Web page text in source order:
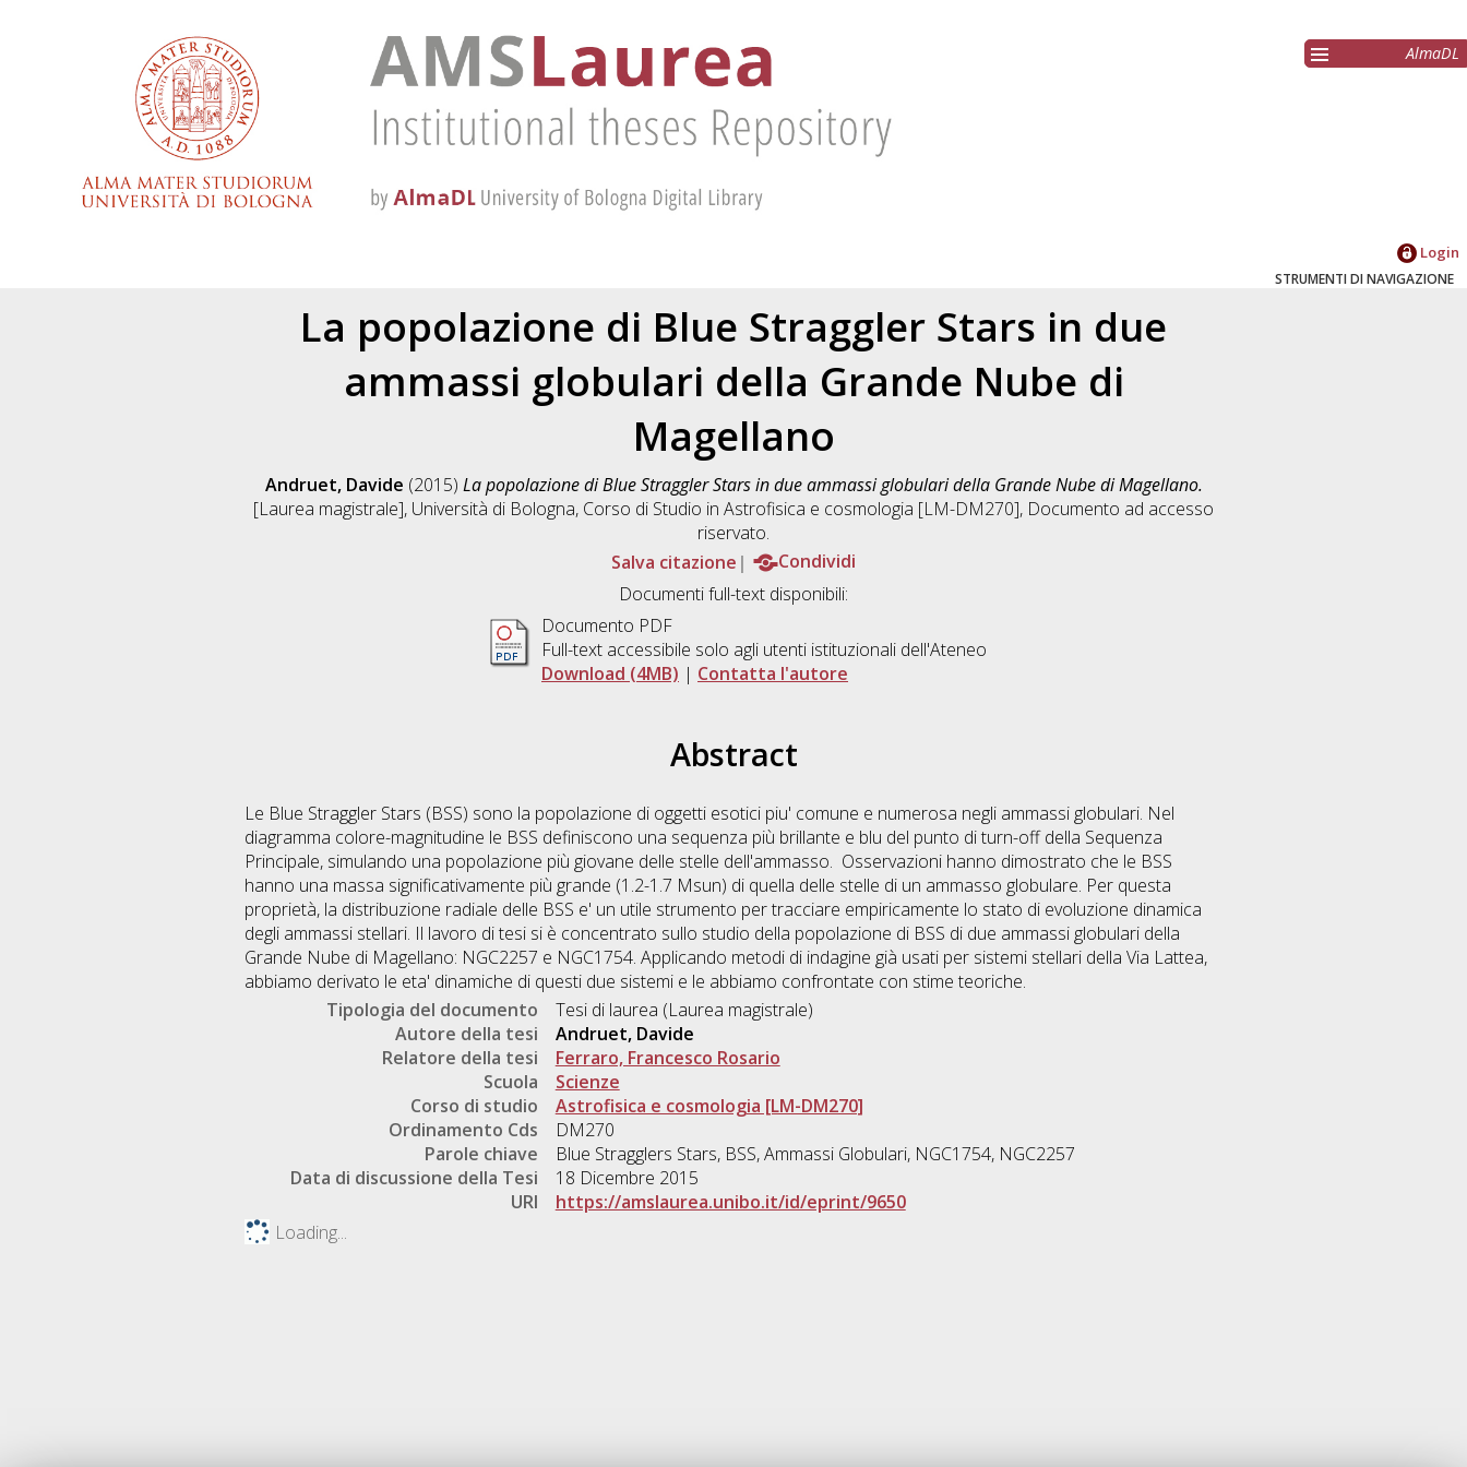
AlmaDL
Login
STRUMENTI DI NAVIGAZIONE
La popolazione di Blue Straggler Stars in due
ammassi globulari della Grande Nube di
Magellano
Andruet, Davide (2015) La popolazione di Blue Straggler Stars in due ammassi globulari della Grande Nube di Magellano.
[Laurea magistrale], Università di Bologna, Corso di Studio in Astrofisica e cosmologia [LM-DM270], Documento ad accesso
riservato.
Salva citazione
Condividi
Documenti full-text disponibili:
Documento PDF
Full-text accessibile solo agli utenti istituzionali dell'Ateneo
Download (4MB) | Contatta l'autore
Abstract
Le Blue Straggler Stars (BSS) sono la popolazione di oggetti esotici piu' comune e numerosa negli ammassi globulari. Nel
diagramma colore-magnitudine le BSS definiscono una sequenza più brillante e blu del punto di turn-off della Sequenza
Principale, simulando una popolazione più giovane delle stelle dell'ammasso. Osservazioni hanno dimostrato che le BSS
hanno una massa significativamente più grande (1.2-1.7 Msun) di quella delle stelle di un ammasso globulare. Per questa
proprietà, la distribuzione radiale delle BSS e' un utile strumento per tracciare empiricamente lo stato di evoluzione dinamica
degli ammassi stellari. Il lavoro di tesi si è concentrato sullo studio della popolazione di BSS di due ammassi globulari della
Grande Nube di Magellano: NGC2257 e NGC1754. Applicando metodi di indagine già usati per sistemi stellari della Via Lattea,
abbiamo derivato le eta' dinamiche di questi due sistemi e le abbiamo confrontate con stime teoriche.
Tipologia del documento
Tesi di laurea (Laurea magistrale)
Autore della tesi
Andruet, Davide
Relatore della tesi
Ferraro, Francesco Rosario
Scuola
Scienze
Corso di studio
Astrofisica e cosmologia [LM-DM270]
Ordinamento Cds
DM270
Parole chiave
Blue Stragglers Stars, BSS, Ammassi Globulari, NGC1754, NGC2257
Data di discussione della Tesi
18 Dicembre 2015
URI
https://amslaurea.unibo.it/id/eprint/9650
Loading...